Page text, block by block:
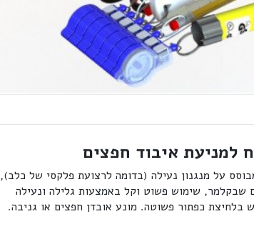
למניעת איבוד חפצים
על מנגנון נעילה (בדומה לרצועת פלקסי של כלב),
שבקלמר, שימוש פשוט וקל באמצעות גלילה ונעילה
בלחיצת כפתור פשוטה. מונע אובדן חפצים או גניבה.